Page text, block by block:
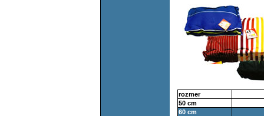
rozmer
50 cm
60 cm